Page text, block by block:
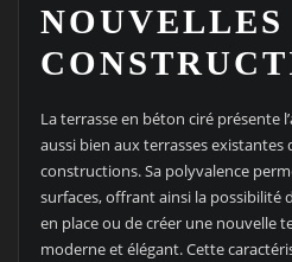
NOUVELLES
La terrasse en béton ciré présente
aussi bien aux terrasses existantes
constructions. Sa polyvalence
surfaces, offrant ainsi la possibilité
en place ou de créer une nouvelle
moderne et élégant. Cette